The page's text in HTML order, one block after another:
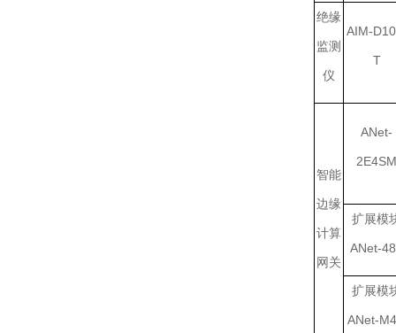
绝缘
监测
仪
AIM-
T
智能
边缘
计算
网关
ANet-
2E4SM
扩展模
ANet-
扩展模
ANet-